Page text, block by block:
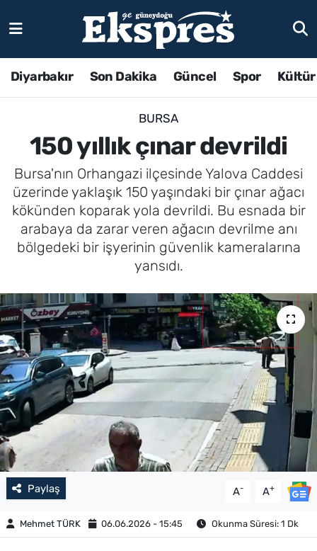
Diyarbakır Son Dakika Güncel Spor
BURSA
150 yıllık çınar devrildi
Bursa'nın Orhangazi ilçesinde Yalova Caddesi
üzerinde yaklaşık 150 yaşındaki bir çınar ağacı
kökünden koparak yola devrildi. Bu esnada bir
arabaya da zarar veren ağacın devrilme anı
bölgedeki bir işyerinin güvenlik kameralarına
yansıdı.
Paylaş A- A+
Mehmet TÜRK 06.06.2026 - 15:45 Okunma Süresi: 1 Dk